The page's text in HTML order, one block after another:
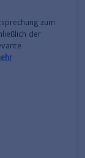
zum
der